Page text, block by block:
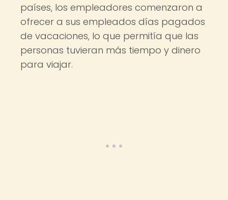
países, los empleadores comenzaron a
ofrecer a sus empleados días pagados
de vacaciones, lo que permitía que las
personas tuvieran más tiempo y dinero
para viajar.